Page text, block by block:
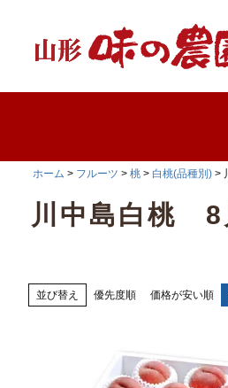
ホーム フルーツ 桃 白桃(品種別)
川中島白桃 8
並び替え 優先度順 価格が安い順